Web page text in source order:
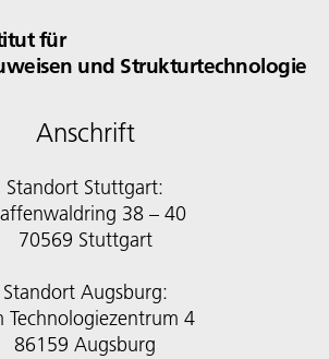
für
und Strukturtechnologie
Anschrift
Standort Stuttgart:
38 – 40
70569 Stuttgart
Standort Augsburg:
Technologiezentrum 4
86159 Augsburg